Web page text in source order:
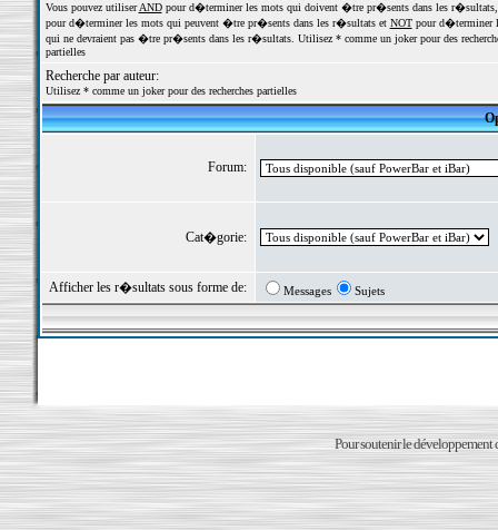
Vous pouvez utiliserANDpour d�terminer les mots qui doivent �tre pr�sents dans les
pour d�terminer les mots qui peuvent �tre pr�sents dans les r�sultats et NOTpour d�terminer
qui ne devraient pas �tre pr�sents dans les r�sultats. Utilisez * comme un joker pour des
partielles
Recherche par auteur:
Utilisez * comme un joker pour des recherches partielles
Forum:
Cat�gorie:
Afficher les r�sultats sous forme de: Messages Sujets
Pour soutenir le développement